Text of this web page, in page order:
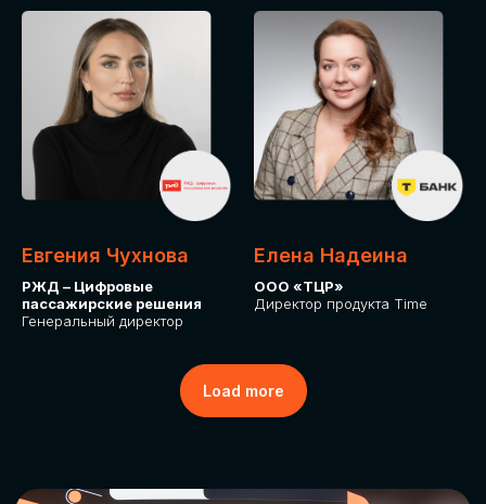
Евгения Чухнова
РЖД – Цифровые
пассажирские решения
Генеральный директор
Елена Надеина
ООО «ТЦР»
Директор продукта Time
Load more